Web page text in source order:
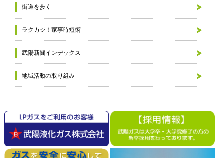
街道を歩く
ラクカジ！家事時短術
武陽新聞インデックス
地域活動の取り組み